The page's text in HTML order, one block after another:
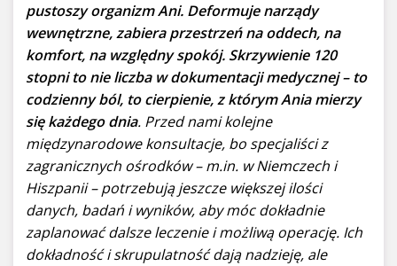
pustoszy organizm Ani. Deformuje narządy
wewnętrzne, zabiera przestrzeń na oddech, na
komfort, na względny spokój. Skrzywienie 120
stopni to nie liczba w dokumentacji medycznej – to
codzienny ból, to cierpienie, z którym Ania mierzy
się każdego dnia. Przed nami kolejne
międzynarodowe konsultacje, bo specjaliści z
zagranicznych ośrodków – m.in. w Niemczech i
Hiszpanii – potrzebują jeszcze większej ilości
danych, badań i wyników, aby móc dokładnie
zaplanować dalsze leczenie i możliwą operację. Ich
dokładność i skrupulatność dają nadzieję, ale